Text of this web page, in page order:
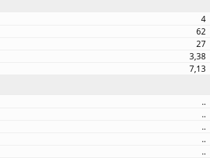
4
62
27
3,38
7,13
..
..
..
..
..